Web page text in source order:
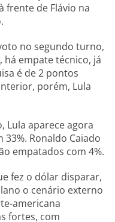
frente de Flávio na
no segundo turno,
há empate técnico, já
é de 2 pontos
porém, Lula
Lula aparece agora
33%. Ronaldo Caiado
empatados com 4%.
fez o dólar disparar,
o cenário externo
americana
fortes, com